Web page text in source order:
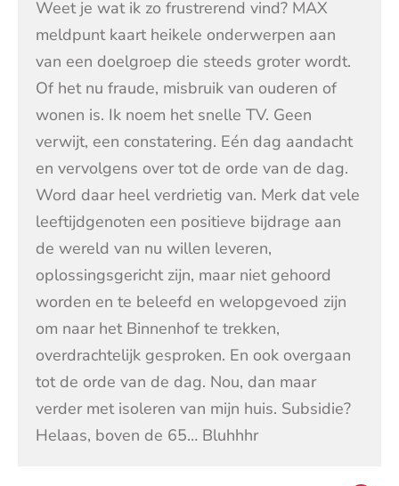
Weet je wat ik zo frustrerend vind? MAX
meldpunt kaart heikele onderwerpen aan
van een doelgroep die steeds groter wordt.
Of het nu fraude, misbruik van ouderen of
wonen is. Ik noem het snelle TV. Geen
verwijt, een constatering. Eén dag aandacht
en vervolgens over tot de orde van de dag.
Word daar heel verdrietig van. Merk dat vele
leeftijdgenoten een positieve bijdrage aan
de wereld van nu willen leveren,
oplossingsgericht zijn, maar niet gehoord
worden en te beleefd en welopgevoed zijn
om naar het Binnenhof te trekken,
overdrachtelijk gesproken. En ook overgaan
tot de orde van de dag. Nou, dan maar
verder met isoleren van mijn huis. Subsidie?
Helaas, boven de 65… Bluhhhr